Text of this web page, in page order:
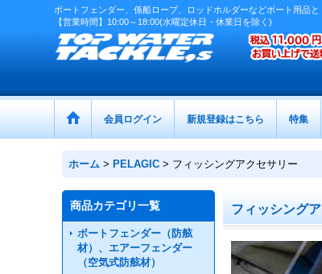
ボートフェンダー、係船ロープ、ロッドホルダーなどボート用品
【営業時間】10:00～18:00(水曜定休日・休業日を除く)
会員ログイン 新規登録はこちら 特集
ホーム > PELAGIC > フィッシングアクセサリー
商品カテゴリ一覧
ボートフェンダー（防舷
材）、エアーフェンダー
（空気式防舷材）
フィッシング